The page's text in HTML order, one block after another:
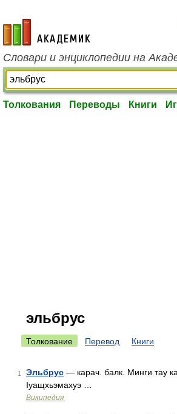
academic.ru
Словари и энциклопедии на
Толкования Переводы Книги
эльбрус
Толкование Перевод Книги
1 Эльбрус — карач. балк. Минги тау
Ӏуащхьэмахуэ …
Википедия